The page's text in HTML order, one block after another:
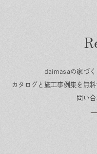
daimasaの家づ
カタログと施工事例集を無
問い